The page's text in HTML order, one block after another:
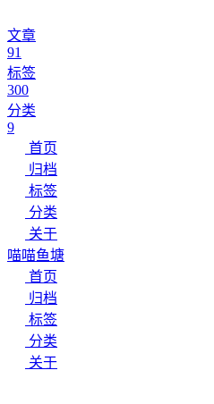
文章
91
标签
300
分类
9
首页
归档
标签
分类
关于
喵喵鱼塘
首页
归档
标签
分类
关于